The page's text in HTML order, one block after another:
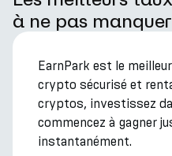
à ne pas manquer
EarnPark est le
crypto sécurisé et
cryptos, investissez
commencez à gagner
instantanément.